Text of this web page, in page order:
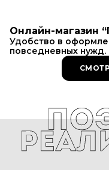
Онлайн-магазин
Удобство в
повседневных нужд.